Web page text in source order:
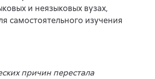
и неязыковых вузах,
самостоятельного изучения
причин перестала